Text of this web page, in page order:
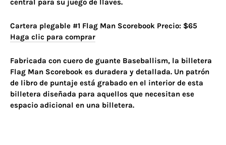
central para su juego de llaves.
Cartera plegable #1 Flag Man Scorebook Precio: $65
Haga clic para comprar
Fabricada con cuero de guante Baseballism, la billetera
Flag Man Scorebook es duradera y detallada. Un patrón
de libro de puntaje está grabado en el interior de esta
billetera diseñada para aquellos que necesitan ese
espacio adicional en una billetera.